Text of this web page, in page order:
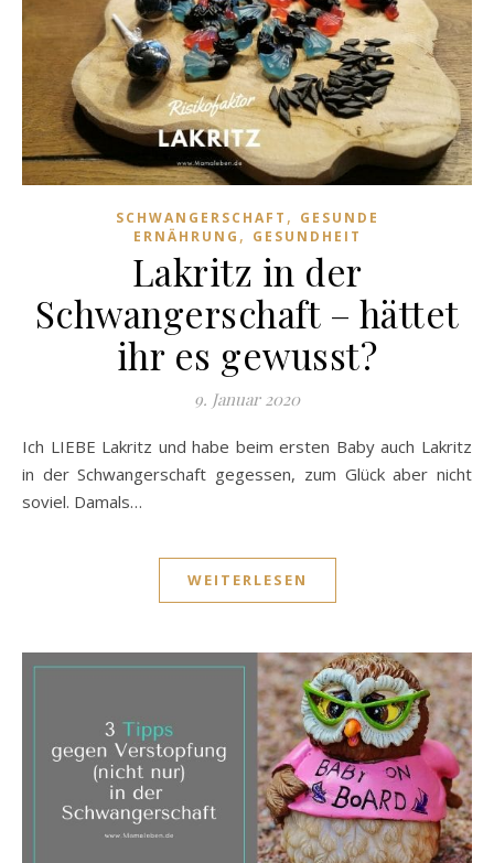
SCHWANGERSCHAFT , GESUNDE
ERNÄHRUNG , GESUNDHEIT
Lakritz in der
Schwangerschaft – hättet
ihr es gewusst?
9. Januar 2020
Ich LIEBE Lakritz und habe beim ersten Baby auch Lakritz
in der Schwangerschaft gegessen, zum Glück aber nicht
soviel. Damals…
WEITERLESEN